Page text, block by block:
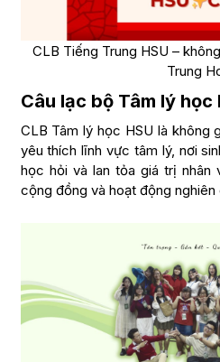
CLB Tiếng Trung HSU –
Trung
Câu lạc bộ Tâm lý học
CLB Tâm lý học HSU là không
yêu thích lĩnh vực tâm lý, nơi
học hỏi và lan tỏa giá trị nhân
cộng đồng và hoạt động